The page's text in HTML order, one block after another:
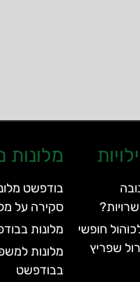
חופשי
שפריץ
מלונות
בודפשט
סקירה על
מלונות
מלונות
בבודפשט